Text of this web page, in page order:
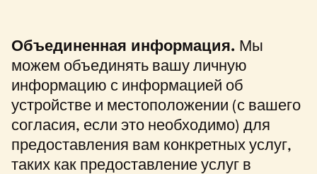
Объединенная информация. Мы
можем объединять вашу личную
информацию с информацией об
устройстве и местоположении (с вашего
согласия, если это необходимо) для
предоставления вам конкретных услуг,
таких как предоставление услуг в